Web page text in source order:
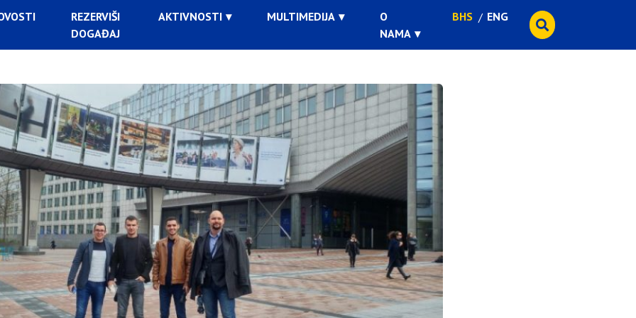
REZERVIŠI
DOGAĐAJ
AKTIVNOSTI MULTIMEDIJA
O
NAMA
BHS ENG